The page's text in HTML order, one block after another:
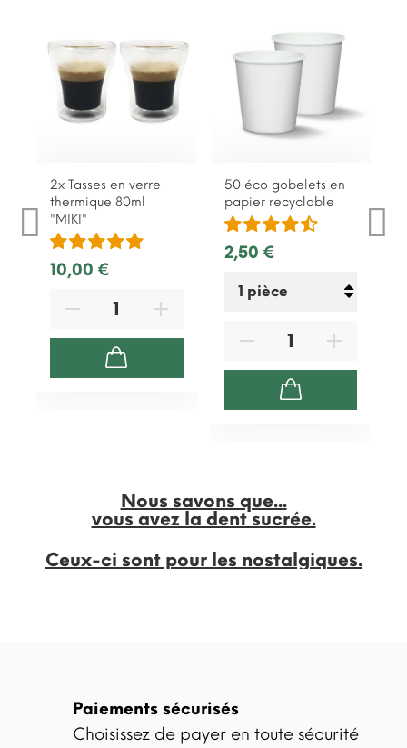
2x Tasses en verre
thermique 80ml
"MIKI"
10,00 €
50 éco gobelets en
papier recyclable
2,50 €
Nous savons que...
vous avez la dent sucrée.
Ceux-ci sont pour les nostalgiques.
Paiements sécurisés
Choisissez de payer en toute sécurité